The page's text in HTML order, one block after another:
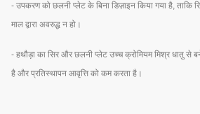
- उपकरण को छलनी प्लेट के बिना डिज़ाइन किया गया है, ताकि
माल द्वारा अवरुद्ध न हो।
- हथौड़ा का सिर और छलनी प्लेट उच्च क्रोमियम मिश्र धातु से
है और प्रतिस्थापन आवृत्ति को कम करता है।